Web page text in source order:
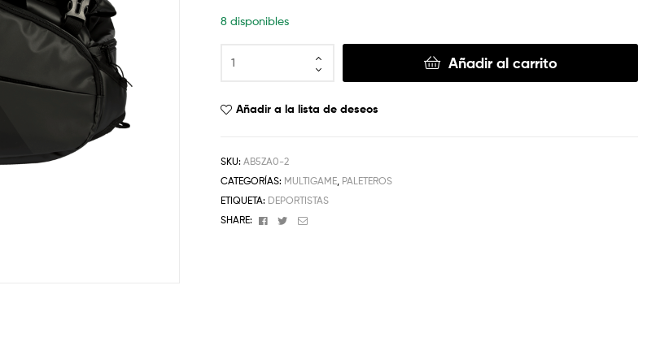
8 disponibles
Añadir al carrito
Añadir a la lista de deseos
SKU:AB5ZA0-2
CATEGORÍAS: MULTIGAME PALETEROS
ETIQUETA: DEPORTISTAS
SHARE:
Facebook
TwitterEmail